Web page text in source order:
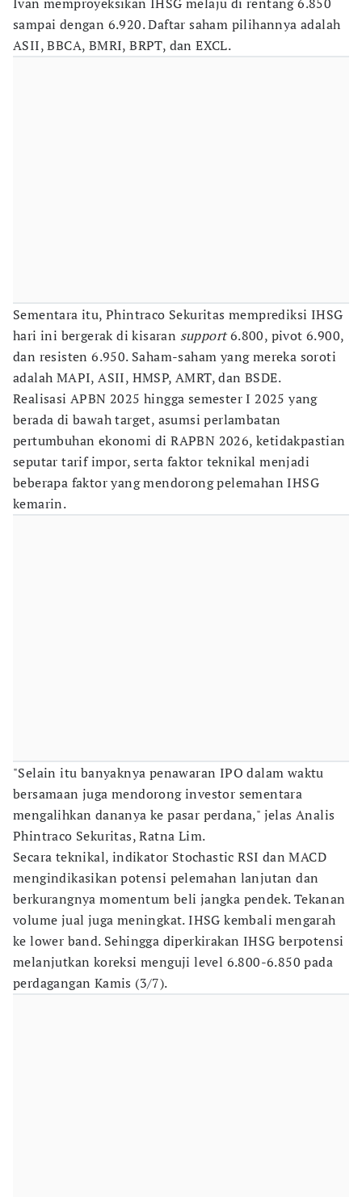
sampai dengan 6.920. Daftar saham pilihannya adalah
ASII, BBCA, BMRI, BRPT, dan EXCL.
Sementara itu, Phintraco Sekuritas memprediksi IHSG
hari ini bergerak di kisaran support6.800, pivot 6.900,
dan resisten 6.950. Saham-saham yang mereka soroti
adalah MAPI, ASII, HMSP, AMRT, dan BSDE.
Realisasi APBN 2025 hingga semester I 2025 yang
berada di bawah target, asumsi perlambatan
pertumbuhan ekonomi di RAPBN 2026, ketidakpastian
seputar tarif impor, serta faktor teknikal menjadi
beberapa faktor yang mendorong pelemahan IHSG
kemarin.
"Selain itu banyaknya penawaran IPO dalam waktu
bersamaan juga mendorong investor sementara
mengalihkan dananya ke pasar perdana," jelas Analis
Phintraco Sekuritas, Ratna Lim.
Secara teknikal, indikator Stochastic RSI dan MACD
mengindikasikan potensi pelemahan lanjutan dan
berkurangnya momentum beli jangka pendek. Tekanan
volume jual juga meningkat. IHSG kembali mengarah
ke lower band. Sehingga diperkirakan IHSG berpotensi
melanjutkan koreksi menguji level 6.800-6.850 pada
perdagangan Kamis (3/7).